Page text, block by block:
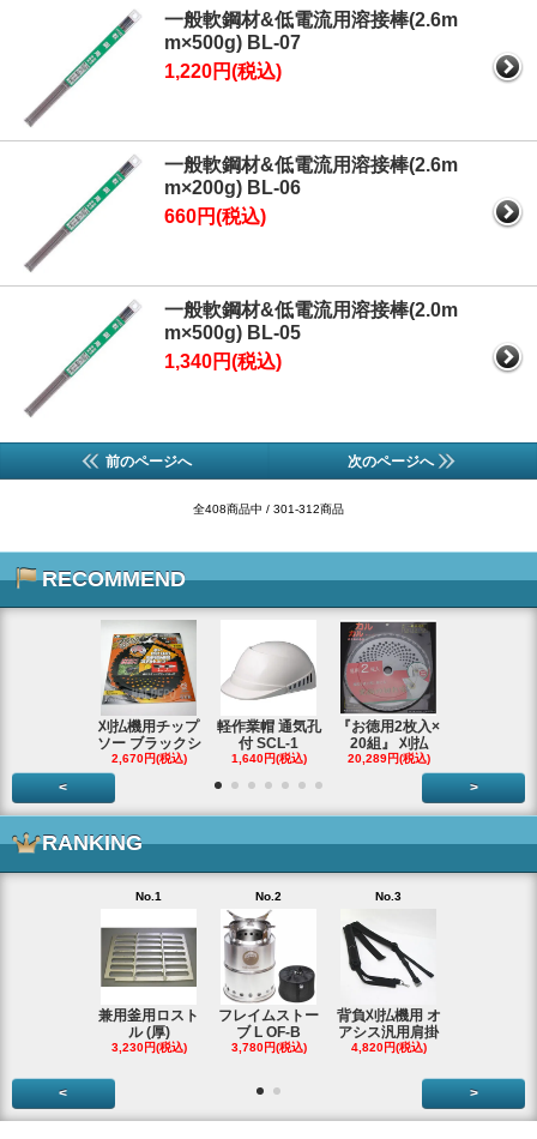
一般軟鋼材&低電流用溶接棒(2.6m
m×500g) BL-07
1,220円(税込)
一般軟鋼材&低電流用溶接棒(2.6m
m×200g) BL-06
660円(税込)
一般軟鋼材&低電流用溶接棒(2.0m
m×500g) BL-05
1,340円(税込)
前のページへ 次のページへ
全408商品中 / 301-312商品
RECOMMEND
刈払機用チップ
ソー ブラックシ
2,670円(税込)
軽作業帽 通気孔
付 SCL-1
1,640円(税込)
『お徳用2枚入×
20組』 刈払
20,289円(税込)
< >
RANKING
No.1
兼用釜用ロスト
ル (厚)
3,230円(税込)
No.2
フレイムストー
ブ L OF-B
3,780円(税込)
No.3
背負刈払機用 オ
アシス汎用肩掛
4,820円(税込)
< >